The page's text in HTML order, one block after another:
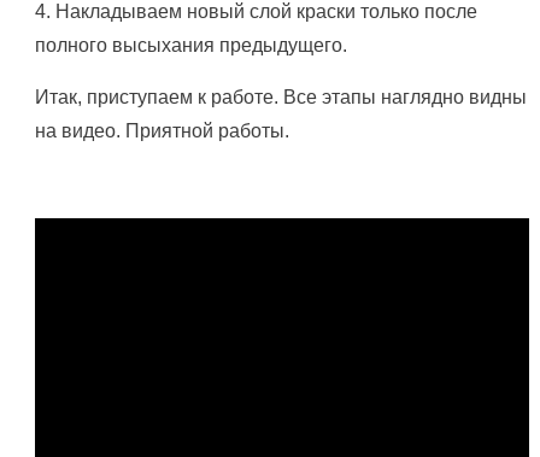
4. Накладываем новый слой краски только после
полного высыхания предыдущего.
Итак, приступаем к работе. Все этапы наглядно видны
на видео. Приятной работы.